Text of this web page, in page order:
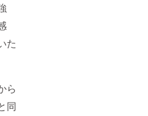
た
ら
同